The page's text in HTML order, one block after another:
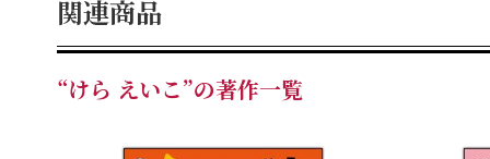
関連商品
“けら えいこ”の著作一覧